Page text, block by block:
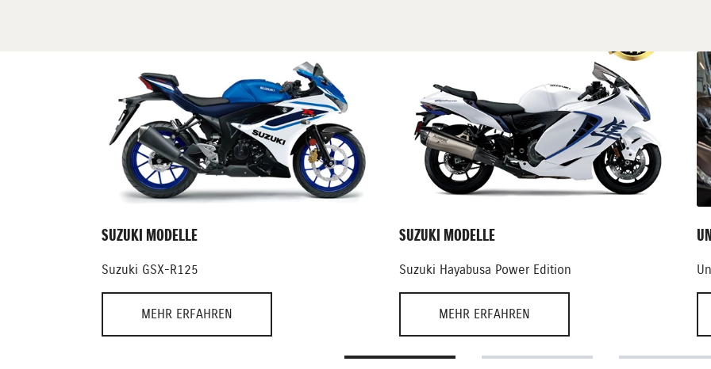
Und Corona hat uns auch noch immer
beschlossenen Maßnahmen im Dezember
Fahrzeuge wurden entweder spät oder
Modelle waren bereits im Mai
Aufgrund der coronabedingten
die Anfragen unserer Kunden.
Dies machte uns die Saison nicht gerade
zu machen.
Mit den Herstellern wurde telefoniert,
allerdings ebenso nach nur wenigen
Nächstes Jahr wird es mit der
und wir empfehlen unseren Kunden nicht
Allerdings sind wir auch stolz, dass die
SUZUKI MODELLE
Suzuki GSX-R125
MEHR ERFAHREN
SUZUKI MODELLE
Suzuki Hayabusa Power Edition
MEHR ERFAHREN